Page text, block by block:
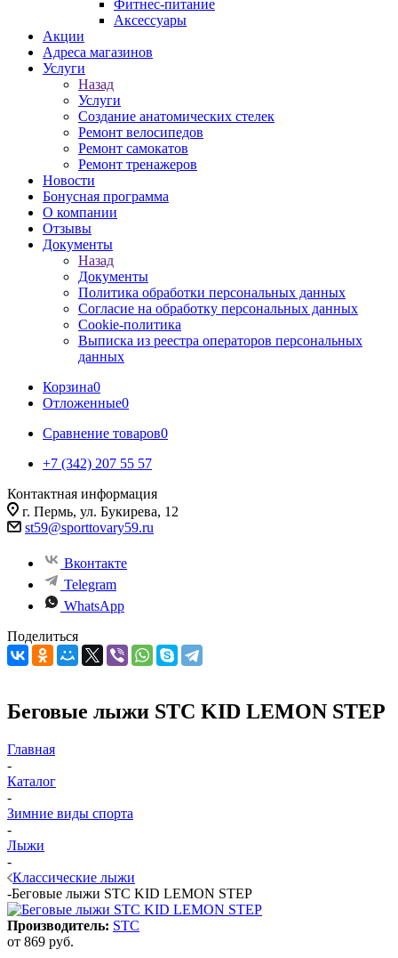
Фитнес-питание
Аксессуары
Акции
Адреса магазинов
Услуги
Назад
Услуги
Создание анатомических стелек
Ремонт велосипедов
Ремонт самокатов
Ремонт тренажеров
Новости
Бонусная программа
О компании
Отзывы
Документы
Назад
Документы
Политика обработки персональных данных
Согласие на обработку персональных данных
Cookie-политика
Выписка из реестра операторов персональных
данных
Корзина0
Отложенные0
Сравнение товаров0
+7 (342) 207 55 57
Контактная информация
г. Пермь, ул. Букирева, 12
st59@sporttovary59.ru
Вконтакте
Telegram
WhatsApp
Поделиться
Беговые лыжи STC KID LEMON STEP
Главная
-
Каталог
-
Зимние виды спорта
-
Лыжи
-
Классические лыжи
-Беговые лыжи STC KID LEMON STEP
Производитель: STC
от 869 руб.